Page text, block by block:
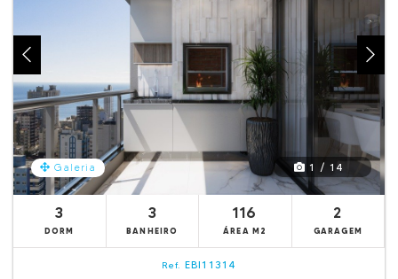
Galeria 1 / 14
3
DORM
3
BANHEIRO
116
ÁREA M2
2
GARAGEM
Ref. EBI11314